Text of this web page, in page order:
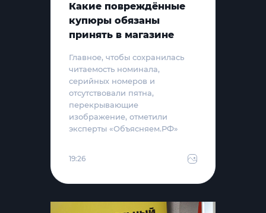
Какие повреждённые
купюры обязаны
принять в магазине
Главное, чтобы сохранилась
читаемость номинала,
серийных номеров и
отсутствовали пятна,
перекрывающие
изображение, отметили
эксперты «Объясняем.РФ»
19:26